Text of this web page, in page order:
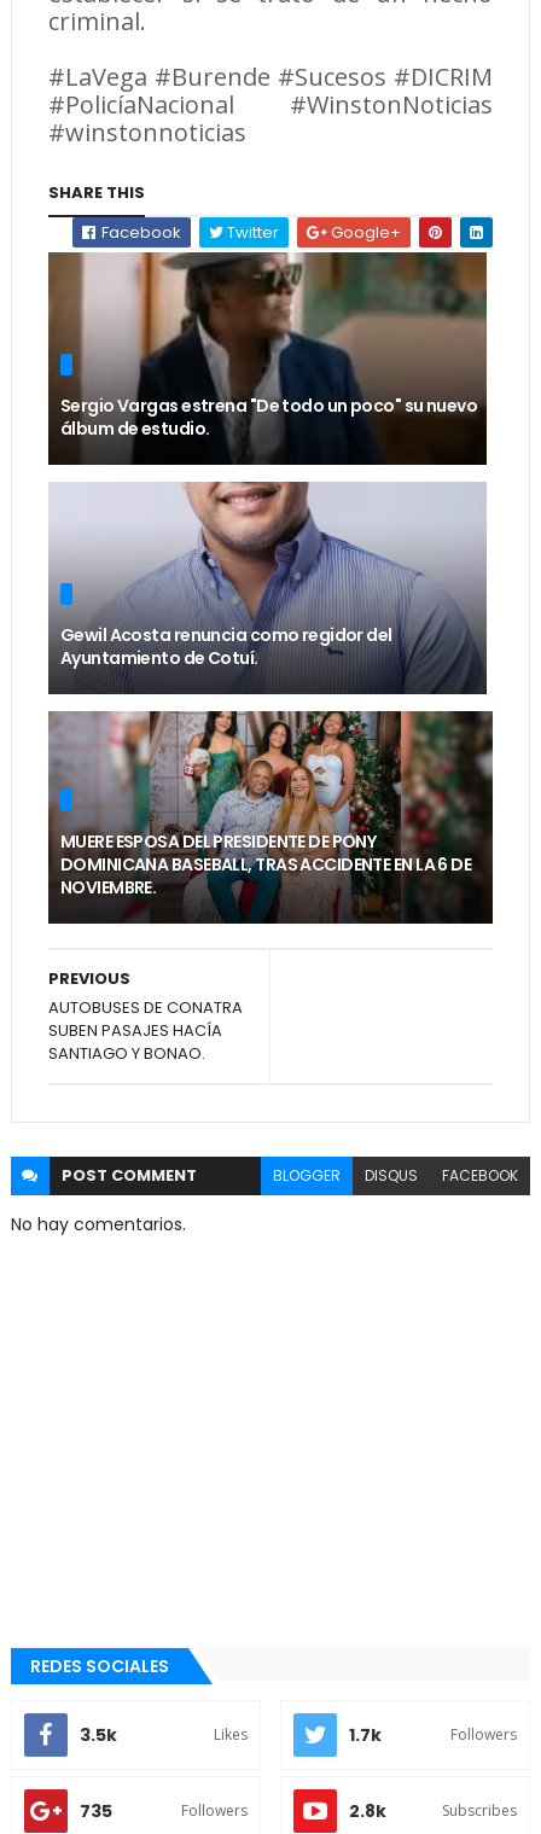
criminal.
#LaVega #Burende #Sucesos #DICRIM
#PolicíaNacional #WinstonNoticias
#winstonnoticias
SHARE THIS
Facebook
Twitter Google+
Sergio Vargas estrena "De todo un poco" su nuevo
álbum de estudio.
Gewil Acosta renuncia como regidor del
Ayuntamiento de Cotuí.
MUERE ESPOSA DEL PRESIDENTE DE PONY
DOMINICANA BASEBALL, TRAS ACCIDENTE EN LA 6 DE
NOVIEMBRE.
PREVIOUS
AUTOBUSES DE CONATRA
SUBEN PASAJES HACÍA
SANTIAGO Y BONAO.
POST COMMENT BLOGGER DISQUS FACEBOOK
No hay comentarios.
REDES SOCIALES
3.5k Likes 1.7k Followers
735 Followers 2.8k Subscribes